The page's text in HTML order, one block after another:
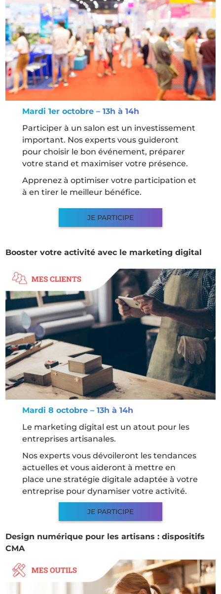
Mardi 1er octobre – 13h à 14h
Participer à un salon est un investissement
important. Nos experts vous guideront
pour choisir le bon événement, préparer
votre stand et maximiser votre présence.
Apprenez à optimiser votre participation et
à en tirer le meilleur bénéfice.
JE PARTICIPE
Booster votre activité avec le marketing digital
Mardi 8 octobre – 13h à 14h
Le marketing digital est un atout pour les
entreprises artisanales.
Nos experts vous dévoileront les tendances
actuelles et vous aideront à mettre en
place une stratégie digitale adaptée à votre
entreprise pour dynamiser votre activité.
JE PARTICIPE
Design numérique pour les artisans : dispositifs
CMA